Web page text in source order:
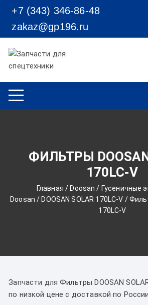
Перейти к содержимому
+7 (343) 346-86-48
zakaz@gp196.ru
ФИЛЬТРЫ
170LC-V
Главная / Doosan / Гусеничные
Doosan / DOOSAN SOLAR 170LC-V /
170LC-V
Запчасти для Фильтры DOOSAN
по низкой цене с доставкой по